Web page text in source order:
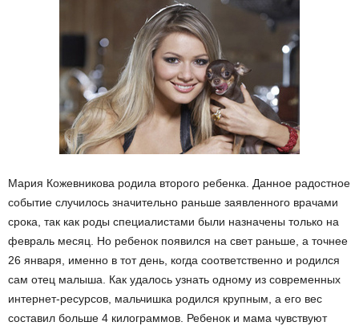
Мария Кожевникова родила второго ребенка. Данное радостное
событие случилось значительно раньше заявленного врачами
срока, так как роды специалистами были назначены только на
февраль месяц. Но ребенок появился на свет раньше, а точнее
26 января, именно в тот день, когда соответственно и родился
сам отец малыша. Как удалось узнать одному из современных
интернет-ресурсов, мальчишка родился крупным, а его вес
составил больше 4 килограммов. Ребенок и мама чувствуют